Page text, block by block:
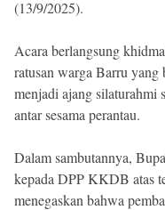
(13/9/2025).
Acara berlangsung
ratusan warga Barru
menjadi ajang silaturahmi
antar sesama perantau.
Dalam sambutannya,
kepada DPP KKDB atas
menegaskan bahwa